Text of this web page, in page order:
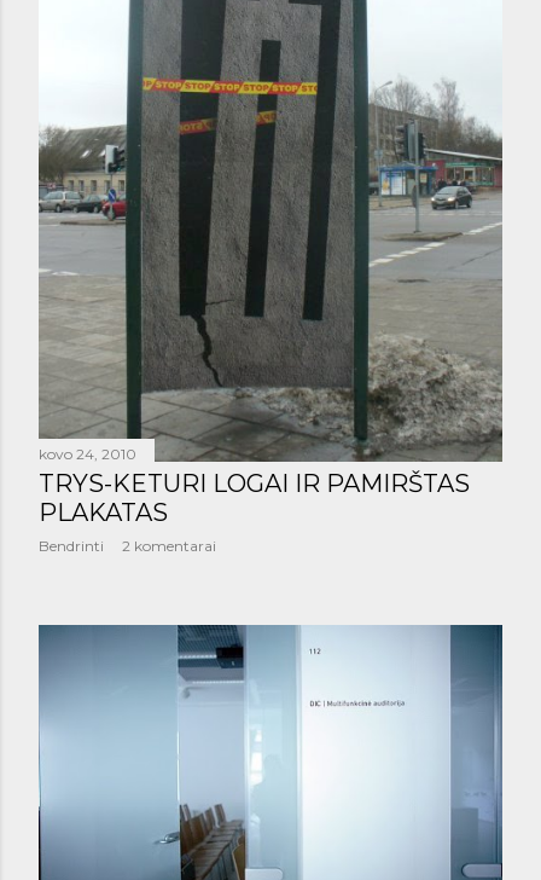
a
i
kovo 24, 2010
TRYS-KETURI LOGAI IR PAMIRŠTAS
PLAKATAS
Bendrinti 2 komentarai